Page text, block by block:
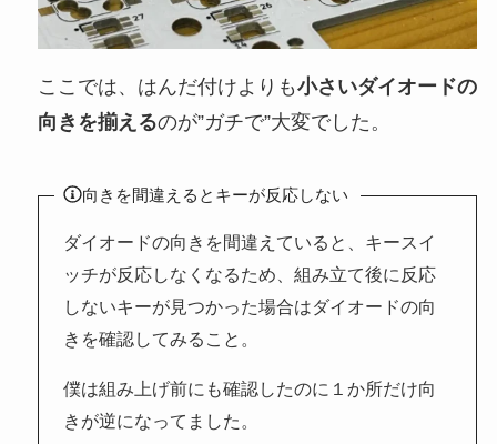
ここでは、はんだ付けよりも小さいダイオードの
向きを揃えるのが”ガチで”大変でした。
向きを間違えるとキーが反応しない
ダイオードの向きを間違えていると、キースイ
ッチが反応しなくなるため、組み立て後に反応
しないキーが見つかった場合はダイオードの向
きを確認してみること。
僕は組み上げ前にも確認したのに１か所だけ向
きが逆になってました。